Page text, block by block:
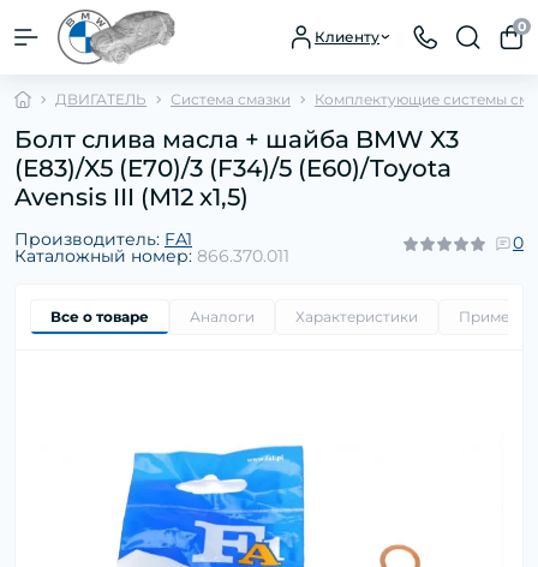
Клиенту
0
ДВИГАТЕЛЬ Система смазки Комплектующие системы
Болт слива масла + шайба BMW X3
(E83)/X5 (E70)/3 (F34)/5 (E60)/Toyota
Avensis III (M12 x1,5)
Производитель: FA1
Каталожный номер: 866.370.011
0
Все о товаре Аналоги Характеристики